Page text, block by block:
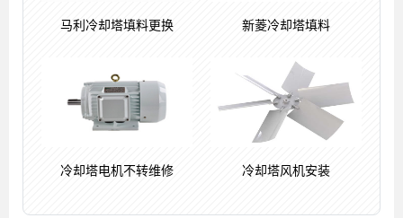
马利冷却塔填料更换 新菱冷却塔填料
冷却塔电机不转维修 冷却塔风机安装